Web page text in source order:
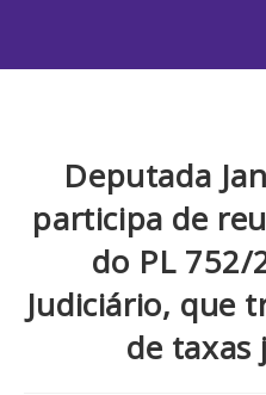
Deputada
participa de
do PL 752/
Judiciário, que
de taxas